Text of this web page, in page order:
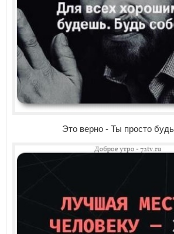
Это верно - Ты просто